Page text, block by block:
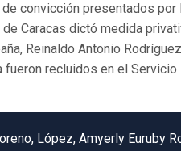
convicción presentados
Caracas dictó medida
Reinaldo Antonio
fueron recluidos en el
López, Amyerly Euruby